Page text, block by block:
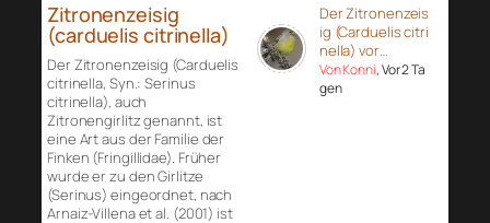
Zitronenzeisig
(carduelis citrinella)
Der Zitronenzeisig (Carduelis
citrinella, Syn.: Serinus
citrinella), auch
Zitronengirlitz genannt, ist
eine Art aus der Familie der
Finken (Fringillidae). Früher
wurde er zu den Girlitze
(Serinus) eingeordnet, nach
Arnaiz-Villena et al. (2001) ist
Der Zitronenzeis
ig (Carduelis citri
nella) vor…
Von Konni, Vor 2 Ta
gen